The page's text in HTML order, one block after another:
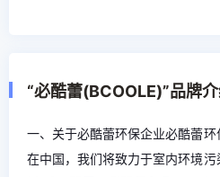
“必酷蕾(BCOOLE)”品牌
一、关于必酷蕾环保企业必酷蕾
在中国，我们将致力于室内环境